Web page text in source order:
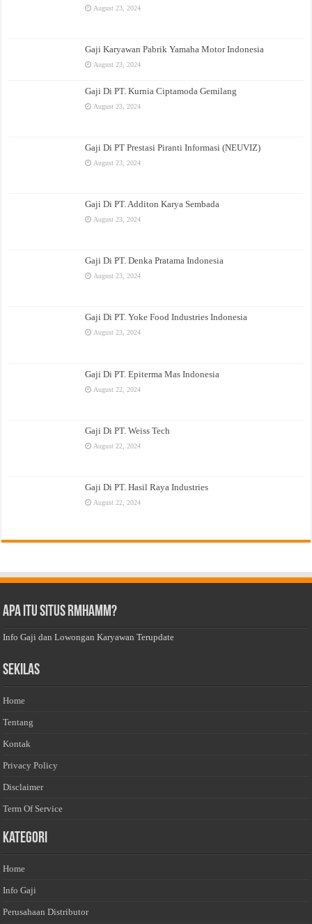
August 23, 2024
Gaji Karyawan Pabrik Yamaha Motor Indonesia
August 23, 2024
Gaji Di PT. Kurnia Ciptamoda Gemilang
August 23, 2024
Gaji Di PT Prestasi Piranti Informasi (NEUVIZ)
August 23, 2024
Gaji Di PT. Additon Karya Sembada
August 23, 2024
Gaji Di PT. Denka Pratama Indonesia
August 23, 2024
Gaji Di PT. Yoke Food Industries Indonesia
August 23, 2024
Gaji Di PT. Epiterma Mas Indonesia
August 22, 2024
Gaji Di PT. Weiss Tech
August 22, 2024
Gaji Di PT. Hasil Raya Industries
August 22, 2024
Apa Itu Situs Rmhamm?
Info Gaji dan Lowongan Karyawan Terupdate
Sekilas
Home
Tentang
Kontak
Privacy Policy
Disclaimer
Term Of Service
Kategori
Home
Info Gaji
Perusahaan Distributor